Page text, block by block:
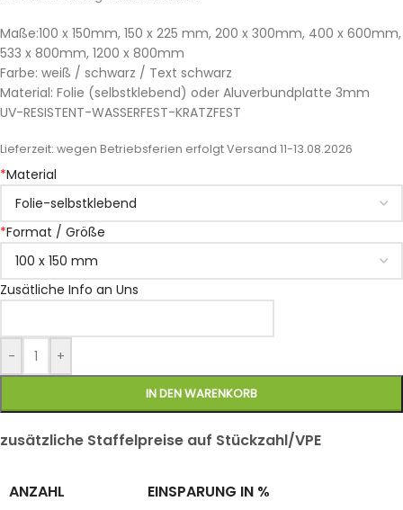
Maße:100 x 150mm, 150 x 225 mm, 200 x 300mm, 400 x 600mm,
533 x 800mm, 1200 x 800mm
Farbe: weiß / schwarz / Text schwarz
Material: Folie (selbstklebend) oder Aluverbundplatte 3mm
UV-RESISTENT-WASSERFEST-KRATZFEST
Lieferzeit: wegen Betriebsferien erfolgt Versand 11-13.08.2026
*Material
*Format / Größe
Zusätliche Info an Uns
- +
IN DEN WARENKORB
zusätzliche Staffelpreise auf Stückzahl/VPE
ANZAHL EINSPARUNG IN %